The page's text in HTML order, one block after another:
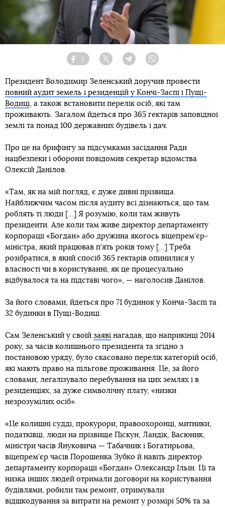
Facebook
1
Twitter TelegramViber
Президент Володимир Зеленський доручив провести
повний аудит земель і резиденцій у Кончі-Заспі і Пущі-
Водиці, а також встановити перелік осіб, які там
проживають. Загалом йдеться про 365 гектарів заповідної
землі та понад 100 державних будівель і дач.
Про це на брифінгу за підсумками засідання Ради
нацбезпеки і оборони повідомив секретар відомства
Олексій Данілов.
«Там, як на мій погляд, є дуже дивні прізвища.
Найближчим часом після аудиту всі дізнаються, що там
роблять ті люди […] Я розумію, коли там живуть
президенти. Але коли там живе директор департаменту
корпорації «Богдан» або дружина якогось віцепрем’єр-
міністра, який працював п’ять років тому […] Треба
розібратися, в який спосіб 365 гектарів опинилися у
власності чи в користуванні, як це процесуально
відбувалося та на підставі чого», — наголосив Данілов.
За його словами, йдеться про 71 будинок у Конча-Заспі та
32 будинки в Пущі-Водиці.
Сам Зеленський у своїй заяві нагадав, що наприкінці 2014
року, за часів колишнього президента та згідно з
постановою уряду, було скасовано перелік категорій осіб,
які мають право на пільгове проживання. Це, за його
словами, легалізувало перебування на цих землях і в
резиденціях, за дуже символічну плату, «низки
незрозумілих осіб».
«Це колишні судді, прокурори, правоохоронці, митники,
податківці, люди на прізвище Піскун, Ландік, Васюник,
міністри часів Януковича — Табачник і Богатирьова,
віцепрем’єр часів Порошенка Зубко й навіть директор
департаменту корпорації «Богдан» Олександр Ільїн. Ці та
низка інших людей отримали договори на користування
будівлями, робили там ремонт, отримували
відшкодування за витрати на ремонт у розмірі 50% та за